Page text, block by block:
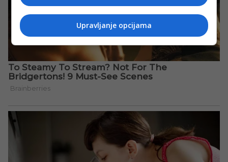
Upravljanje opcijama